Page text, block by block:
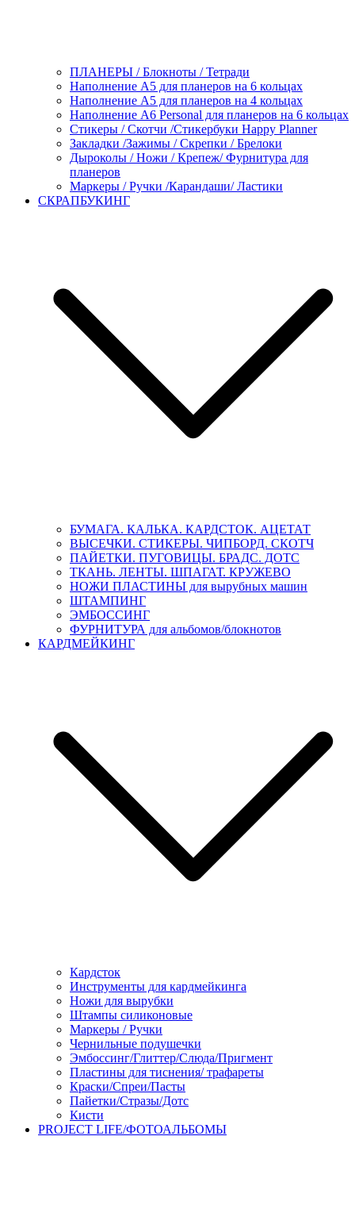
ПЛАНЕРЫ / Блокноты / Тетради
Наполнение А5 для планеров на 6 кольцах
Наполнение А5 для планеров на 4 кольцах
Наполнение А6 Personal для планеров на 6 кольцах
Стикеры / Скотчи /Стикербуки Happy Planner
Закладки /Зажимы / Скрепки / Брелоки
Дыроколы / Ножи / Крепеж/ Фурнитура для
планеров
Маркеры / Ручки /Карандаши/ Ластики
СКРАПБУКИНГ
БУМАГА. КАЛЬКА. КАРДСТОК. АЦЕТАТ
ВЫСЕЧКИ. СТИКЕРЫ. ЧИПБОРД. СКОТЧ
ПАЙЕТКИ. ПУГОВИЦЫ. БРАДС. ДОТС
ТКАНЬ. ЛЕНТЫ. ШПАГАТ. КРУЖЕВО
НОЖИ ПЛАСТИНЫ для вырубных машин
ШТАМПИНГ
ЭМБОССИНГ
ФУРНИТУРА для альбомов/блокнотов
КАРДМЕЙКИНГ
Кардсток
Инструменты для кардмейкинга
Ножи для вырубки
Штампы силиконовые
Маркеры / Ручки
Чернильные подушечки
Эмбоссинг/Глиттер/Слюда/Пригмент
Пластины для тиснения/ трафареты
Краски/Спреи/Пасты
Пайетки/Стразы/Дотс
Кисти
PROJECT LIFE/ФОТОАЛЬБОМЫ